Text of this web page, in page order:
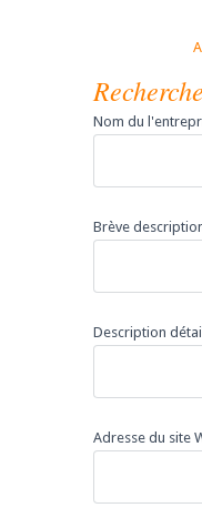
Nom du
Brève
Description
Adresse du site